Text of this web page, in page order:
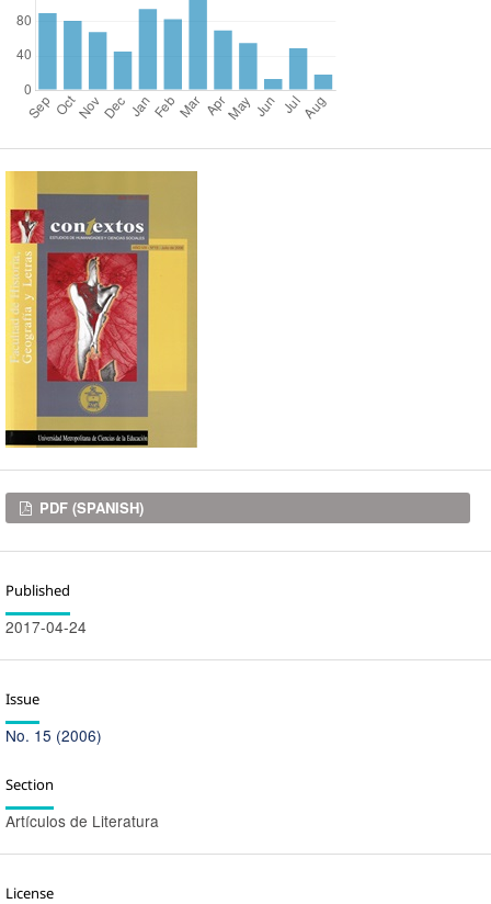
Downloads
PDF (SPANISH)
Published
2017-04-24
Issue
No. 15 (2006)
Section
Artículos de Literatura
License